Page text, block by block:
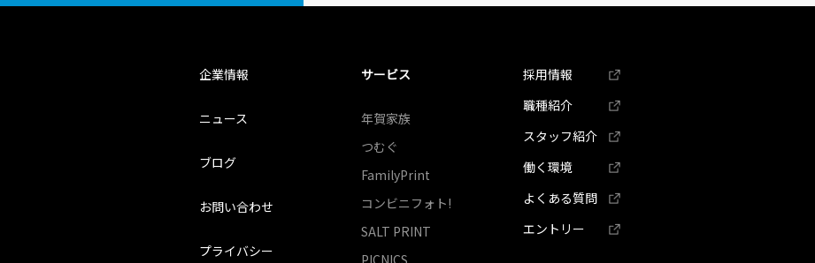
企業情報
ニュース
ブログ
お問い合わせ
プライバシー
サービス
年賀家族
つむぐ
FamilyPrint
コンビニフォト!
SALT PRINT
PICNICS
採用情報
職種紹介
スタッフ紹介
働く環境
よくある質問
エントリー